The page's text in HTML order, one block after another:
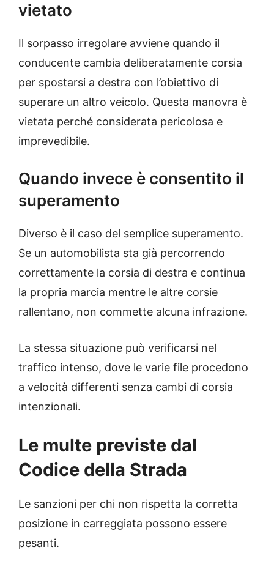
vietato
Il sorpasso irregolare avviene quando il
conducente cambia deliberatamente corsia
per spostarsi a destra con l’obiettivo di
superare un altro veicolo. Questa manovra è
vietata perché considerata pericolosa e
imprevedibile.
Quando invece è consentito il
superamento
Diverso è il caso del semplice superamento.
Se un automobilista sta già percorrendo
correttamente la corsia di destra e continua
la propria marcia mentre le altre corsie
rallentano, non commette alcuna infrazione.
La stessa situazione può verificarsi nel
traffico intenso, dove le varie file procedono
a velocità differenti senza cambi di corsia
intenzionali.
Le multe previste dal
Codice della Strada
Le sanzioni per chi non rispetta la corretta
posizione in carreggiata possono essere
pesanti.